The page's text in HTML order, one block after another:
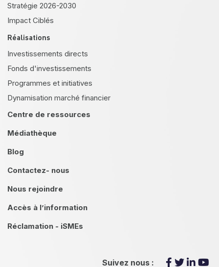
Stratégie 2026-2030
Impact Ciblés
Réalisations
Investissements directs
Fonds d'investissements
Programmes et initiatives
Dynamisation marché financier
Centre de ressources
Médiathèque
Blog
Contactez- nous
Nous rejoindre
Accès à l’information
Réclamation - iSMEs
Suivez nous :